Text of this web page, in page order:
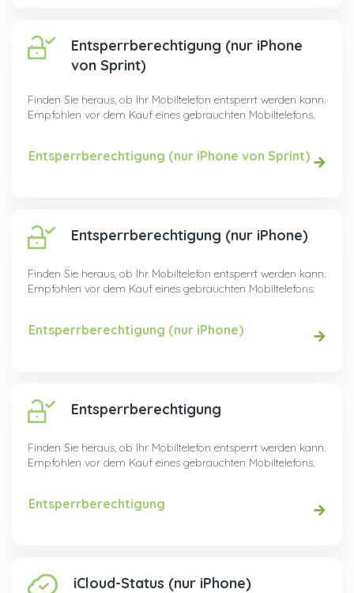
Entsperrberechtigung (nur iPhone
von Sprint)
Finden Sie heraus, ob Ihr Mobiltelefon entsperrt werden kann.
Empfohlen vor dem Kauf eines gebrauchten Mobiltelefons.
Entsperrberechtigung (nur iPhone von Sprint)
Entsperrberechtigung (nur iPhone)
Finden Sie heraus, ob Ihr Mobiltelefon entsperrt werden kann.
Empfohlen vor dem Kauf eines gebrauchten Mobiltelefons.
Entsperrberechtigung (nur iPhone)
Entsperrberechtigung
Finden Sie heraus, ob Ihr Mobiltelefon entsperrt werden kann.
Empfohlen vor dem Kauf eines gebrauchten Mobiltelefons.
Entsperrberechtigung
iCloud-Status (nur iPhone)